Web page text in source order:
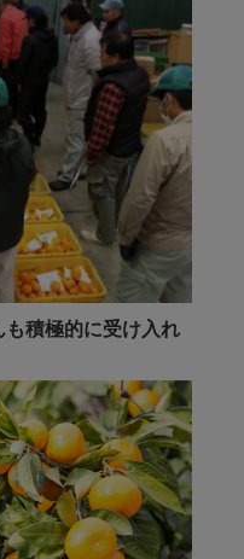
積極的に受け入れ